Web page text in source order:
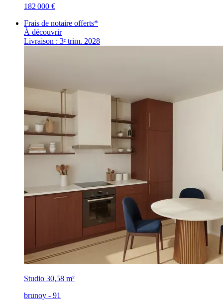
182 000 €
Frais de notaire offerts*
À découvrir
Livraison : 3ᵉ trim. 2028
Studio 30,58 m²
brunoy - 91